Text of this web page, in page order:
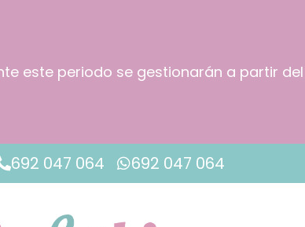
este periodo se gestionarán a partir
692 047 064 692 047 064